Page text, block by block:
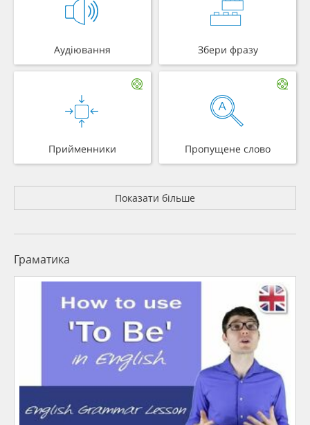
Аудіювання Збери фразу
Прийменники Пропущене слово
Показати більше
Граматика